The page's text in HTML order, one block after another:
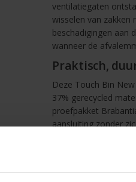
ventilatiegaten
wisselen van
beschadigingen aan
wanneer de
Praktisch,
Deze Touch Bin
37% gerecycled
proefpakket
aansluiting zonder
Kleur: Soft Beige